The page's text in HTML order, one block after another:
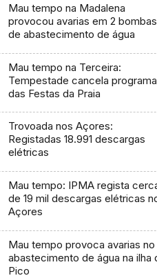
Mau tempo na Madalena
provocou avarias em 2 bombas
de abastecimento de água
Mau tempo na Terceira:
Tempestade cancela
das Festas da Praia
Trovoada nos Açores:
Registadas 18.991 descargas
elétricas
Mau tempo: IPMA regista
de 19 mil descargas elétricas
Açores
Mau tempo provoca avarias no
abastecimento de água na ilha
Pico